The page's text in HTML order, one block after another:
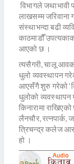
विभागले
लाखसम्म जरिवाना
संस्थाभन्दा बढी
काठमाडौँ
आएको छ ।
त्यसैगरी, चालू
धुलो व्यवस्थापन
आएसँगै शुरु गरेको
धुलोको व्यवस्थापन
किनारामा
लैनचौर, रत्नपार्क,
त्रिचन्द्र कलेज
हो ।